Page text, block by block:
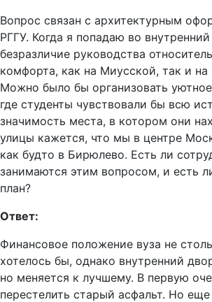
Вопрос связан с архитектурным
РГГУ. Когда я попадаю во
безразличие руководства
комфорта, как на Миусской, так и на
Можно было бы организовать
где студенты чувствовали бы всю
значимость места, в котором они
улицы кажется, что мы в центре
как будто в Бирюлево. Есть ли
занимаются этим вопросом, и есть
план?
Ответ:
Финансовое положение вуза не
хотелось бы, однако внутренний
но меняется к лучшему. В первую
перестелить старый асфальт. Но